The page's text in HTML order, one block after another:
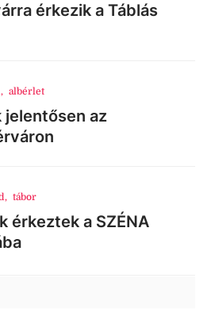
érkezik a Táblás
, albérlet
jelentősen az
, tábor
érkeztek a SZÉNA